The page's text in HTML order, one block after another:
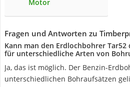
Motor
Fragen und Antworten zu
Kann man den Erdlochbohrer
für unterschiedliche Arten von
Ja, das ist möglich. Der Benzin-
unterschiedlichen Bohraufsätzen